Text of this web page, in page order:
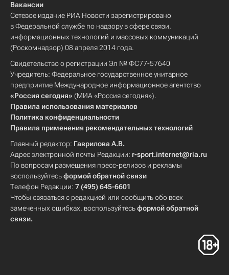
Вакансии
Сетевое издание РИА Новости зарегистрировано
в Федеральной службе по надзору в сфере связи,
информационных технологий и массовых коммуникаций
(Роскомнадзор) 08 апреля 2014 года.
Свидетельство о регистрации Эл № ФС77-57640
Учредитель: Федеральное государственное унитарное
предприятие Международное информационное агентство
«Россия сегодня» (МИА «Россия сегодня»).
Правила использования материалов
Политика конфиденциальности
Правила применения рекомендательных технологий
Главный редактор: Гаврилова А.В.
Адрес электронной почты Редакции: r-sport.internet@ria.ru
По вопросам размещения пресс-релизов и рекламы
воспользуйтесьформой обратной связи
Телефон Редакции: 7 (495) 645-6601
Чтобы связаться с редакцией или сообщить обо всех
замеченных ошибках, воспользуйтесьформой обратной
связи.